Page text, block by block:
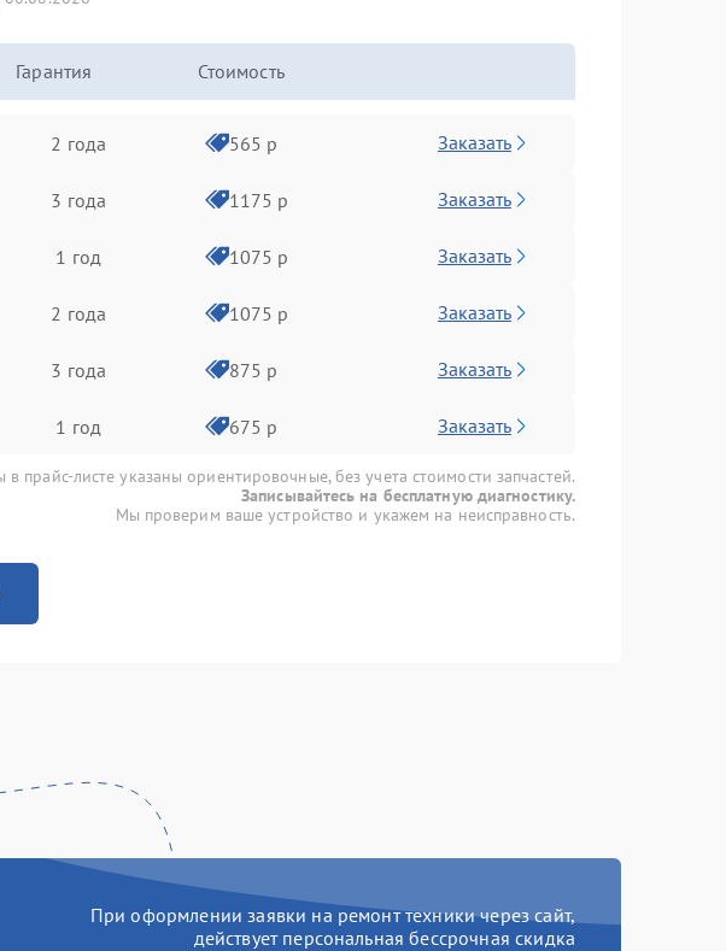
Гарантия Стоимость
2 года 565 р Заказать
3 года 1175 р Заказать
1 год 1075 р Заказать
2 года 1075 р Заказать
3 года 875 р Заказать
1 год 675 р Заказать
в прайс-листе указаны ориентировочные, без учета стоимости запчастей.
Записывайтесь на бесплатную диагностику.
Мы проверим ваше устройство и укажем на неисправность.
При оформлении заявки на ремонт техники через сайт,
действует персональная бессрочная скидка